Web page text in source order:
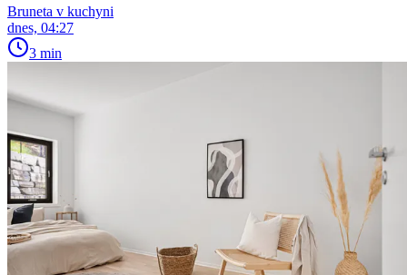
Bruneta v kuchyni
dnes, 04:27
3 min